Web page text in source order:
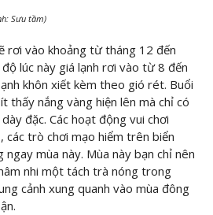
Sưu tầm)
rơi vào khoảng từ tháng 12 đến
lúc này giá lạnh rơi vào từ 8 đến
khôn xiết kèm theo gió rét. Buổi
thấy nắng vàng hiện lên mà chỉ có
đặc. Các hoạt động vui chơi
các trò chơi mạo hiểm trên biển
mùa này. Mùa này bạn chỉ nên
nhi một tách trà nóng trong
cảnh xung quanh vào mùa đông